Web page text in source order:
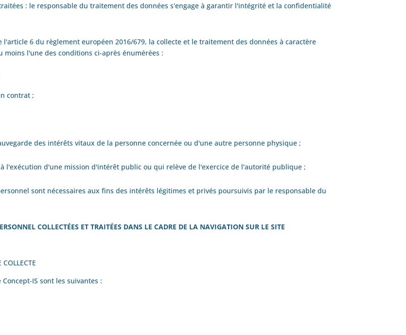
: le responsable du traitement des données s'engage à garantir l'intégrité et la confidentialité
6 du règlement européen 2016/679, la collecte et le traitement des données à caractère
l'une des conditions ci-après énumérées :
contrat ;
des intérêts vitaux de la personne concernée ou d'une autre personne physique ;
l'exécution d'une mission d'intérêt public ou qui relève de l'exercice de l'autorité publique ;
sont nécessaires aux fins des intérêts légitimes et privés poursuivis par le responsable du
COLLECTÉES ET TRAITÉES DANS LE CADRE DE LA NAVIGATION SUR LE SITE
COLLECTE
Concept-IS sont les suivantes :